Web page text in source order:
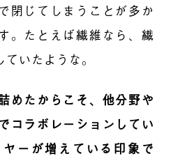
閉じてしまうことが多か
。たとえば繊維なら、繊
いたような。
めたからこそ、他分野や
コラボレーションしてい
ーが増えている印象で